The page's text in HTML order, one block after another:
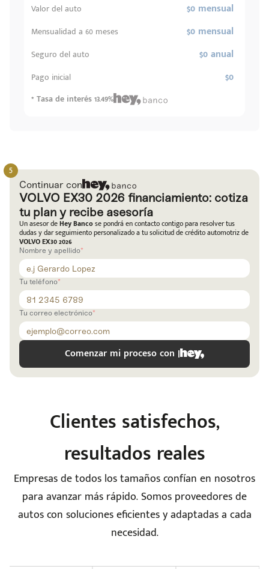
Escríbenos
+528121278366
Código
Postal
Ingresar
Valor del auto $0 mensual
Mensualidad a 60 meses $0 mensual
Seguro del auto $0 anual
Pago inicial $0
* Tasa de interés 13.49%
Continuar con
VOLVO EX30 2026 financiamiento: cotiza
tu plan y recibe asesoría
Un asesor deHey Bancose pondrá en contacto contigo para resolver tus
dudas y dar seguimiento personalizado a tu solicitud de crédito automotriz de
VOLVO EX30 2026
Nombre y apellido
Tu teléfono
Tu correo electrónico
Comenzar mi proceso con |
Clientes satisfechos,
resultados reales
Empresas de todos los tamaños confían en nosotros
para avanzar más rápido. Somos proveedores de
autos con soluciones eficientes y adaptadas a cada
necesidad.